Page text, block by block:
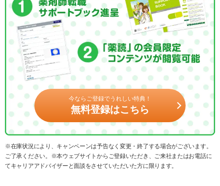
今ならご登録でうれしい特典！
無料登録はこちら
※在庫状況により、キャンペーンは予告なく変更・終了する場合がございます。
ご了承ください。※本ウェブサイトからご登録いただき、ご来社またはお電話に
てキャリアアドバイザーと面談をさせていただいた方に限ります。